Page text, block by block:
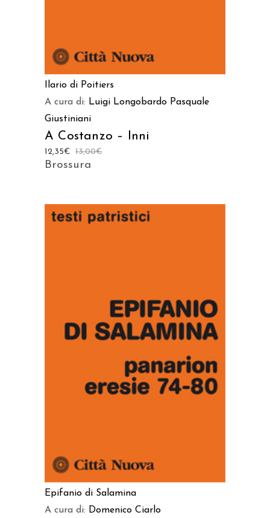
Ilario di Poitiers
A cura di: Luigi Longobardo Pasquale
Giustiniani
A Costanzo – Inni
13,00€
12,35€
Brossura
AGGIUNGI AL CARRELLO
Epifanio di Salamina
A cura di: Domenico Ciarlo